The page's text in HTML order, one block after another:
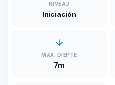
NIVEAU
Iniciación
MAX. DIEPTE
7m